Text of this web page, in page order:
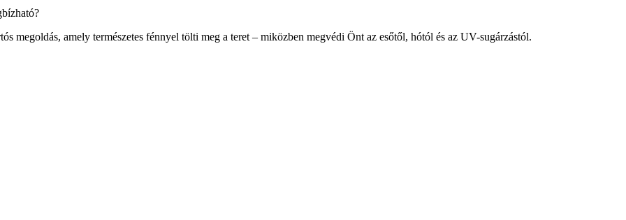
megoldás, amely természetes fénnyel tölti meg a teret – miközben megvédi Önt az esőtől, hótól és az UV-sugárzástól.